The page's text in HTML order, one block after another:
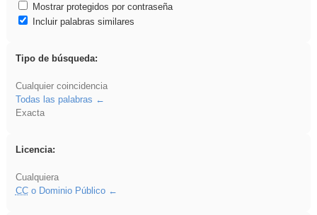
Mostrar protegidos por contraseña
Incluir palabras similares
Tipo de búsqueda:
Cualquier coincidencia
Todas las palabras
Exacta
Licencia:
Cualquiera
CCo Dominio Público